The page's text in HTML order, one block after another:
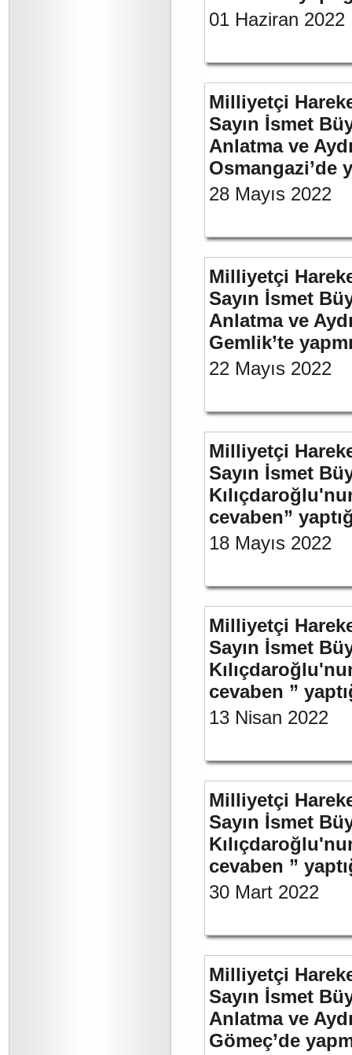
01 Haziran 2022
Milliyetçi
Sayın İsmet
Anlatma ve
Osmangazi’de
28 Mayıs 2022
Milliyetçi
Sayın İsmet
Anlatma ve
Gemlik’te
22 Mayıs 2022
Milliyetçi
Sayın İsmet
cevaben”
18 Mayıs 2022
Milliyetçi
Sayın İsmet
cevaben ”
13 Nisan 2022
Milliyetçi
Sayın İsmet
cevaben ”
30 Mart 2022
Milliyetçi
Sayın İsmet
Anlatma ve
Gömeç’de